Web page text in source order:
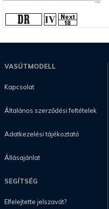
VASÚTMODELL
Kapcsolat
Általános szerződési feltételek
Adatkezelési tájékoztató
Állásajánlat
SEGÍTSÉG
Elfelejtette jelszavát?